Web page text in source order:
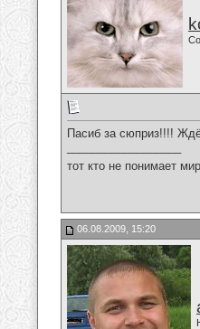
Пасиб за сюприз!!!!
тот кто не понимает
06.08.2009, 15:20